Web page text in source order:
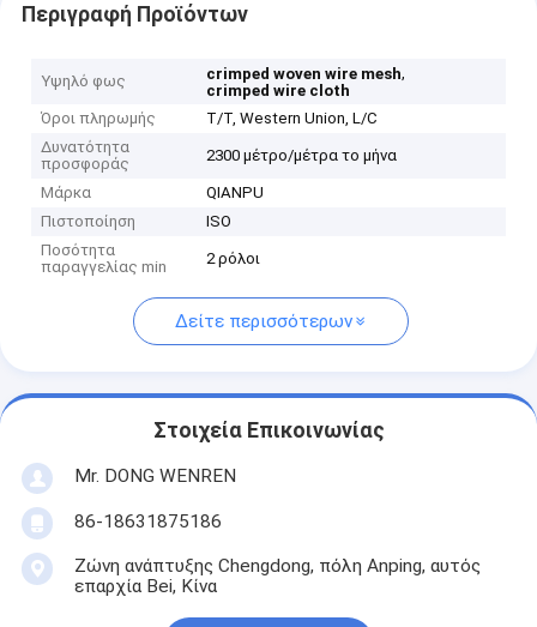
Περιγραφή Προϊόντων
Υψηλό φως crimped woven wire mesh,
crimped wire cloth
Όροι πληρωμής
T/T, Western Union, L/C
Δυνατότητα
προσφοράς
2300 μέτρο/μέτρα το μήνα
Μάρκα
QIANPU
Πιστοποίηση
ISO
Ποσότητα
παραγγελίας min
2 ρόλοι
Δείτε περισσότερων
Στοιχεία Επικοινωνίας
Mr. DONG WENREN
86-18631875186
Ζώνη ανάπτυξης Chengdong, πόλη Anping, αυτός
επαρχία Bei, Κίνα